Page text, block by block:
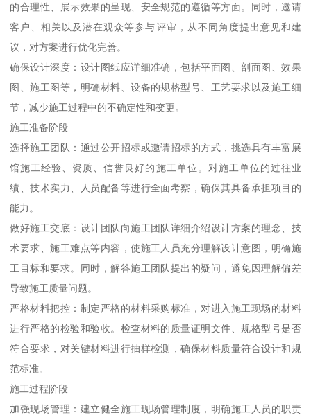
的合理性、展示效果的呈现、安全规范的遵循等方面。同时，邀请
客户、相关以及潜在观众等参与评审，从不同角度提出意见和建
议，对方案进行优化完善。
确保设计深度：设计图纸应详细准确，包括平面图、剖面图、效果
图、施工图等，明确材料、设备的规格型号、工艺要求以及施工细
节，减少施工过程中的不确定性和变更。
施工准备阶段
选择施工团队：通过公开招标或邀请招标的方式，挑选具有丰富展
馆施工经验、资质、信誉良好的施工单位。对施工单位的过往业
绩、技术实力、人员配备等进行全面考察，确保其具备承担项目的
能力。
做好施工交底：设计团队向施工团队详细介绍设计方案的理念、技
术要求、施工难点等内容，使施工人员充分理解设计意图，明确施
工目标和要求。同时，解答施工团队提出的疑问，避免因理解偏差
导致施工质量问题。
严格材料把控：制定严格的材料采购标准，对进入施工现场的材料
进行严格的检验和验收。检查材料的质量证明文件、规格型号是否
符合要求，对关键材料进行抽样检测，确保材料质量符合设计和规
范标准。
施工过程阶段
加强现场管理：建立健全施工现场管理制度，明确施工人员的职责